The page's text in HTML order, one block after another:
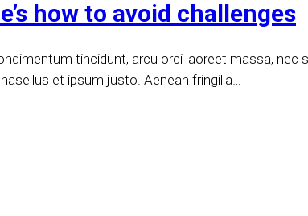
how to avoid challenges
tincidunt, arcu orci laoreet massa, nec
et ipsum justo. Aenean fringilla…